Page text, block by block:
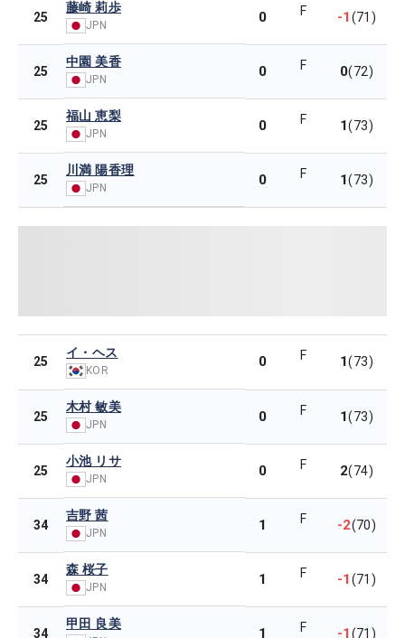
25
藤崎 莉歩
JPN 0 F -1(71)
25
中園 美香
JPN 0 F 0(72)
25
福山 恵梨
JPN 0 F 1(73)
25
川満 陽香理
JPN 0 F 1(73)
25
イ・ヘス
KOR
0 F 1(73)
25
木村 敏美
JPN 0 F 1(73)
25
小池 リサ
JPN 0 F 2(74)
34
吉野 茜
JPN 1 F -2(70)
34
森 桜子
JPN 1 F -1(71)
34
甲田 良美
1 F -1(71)